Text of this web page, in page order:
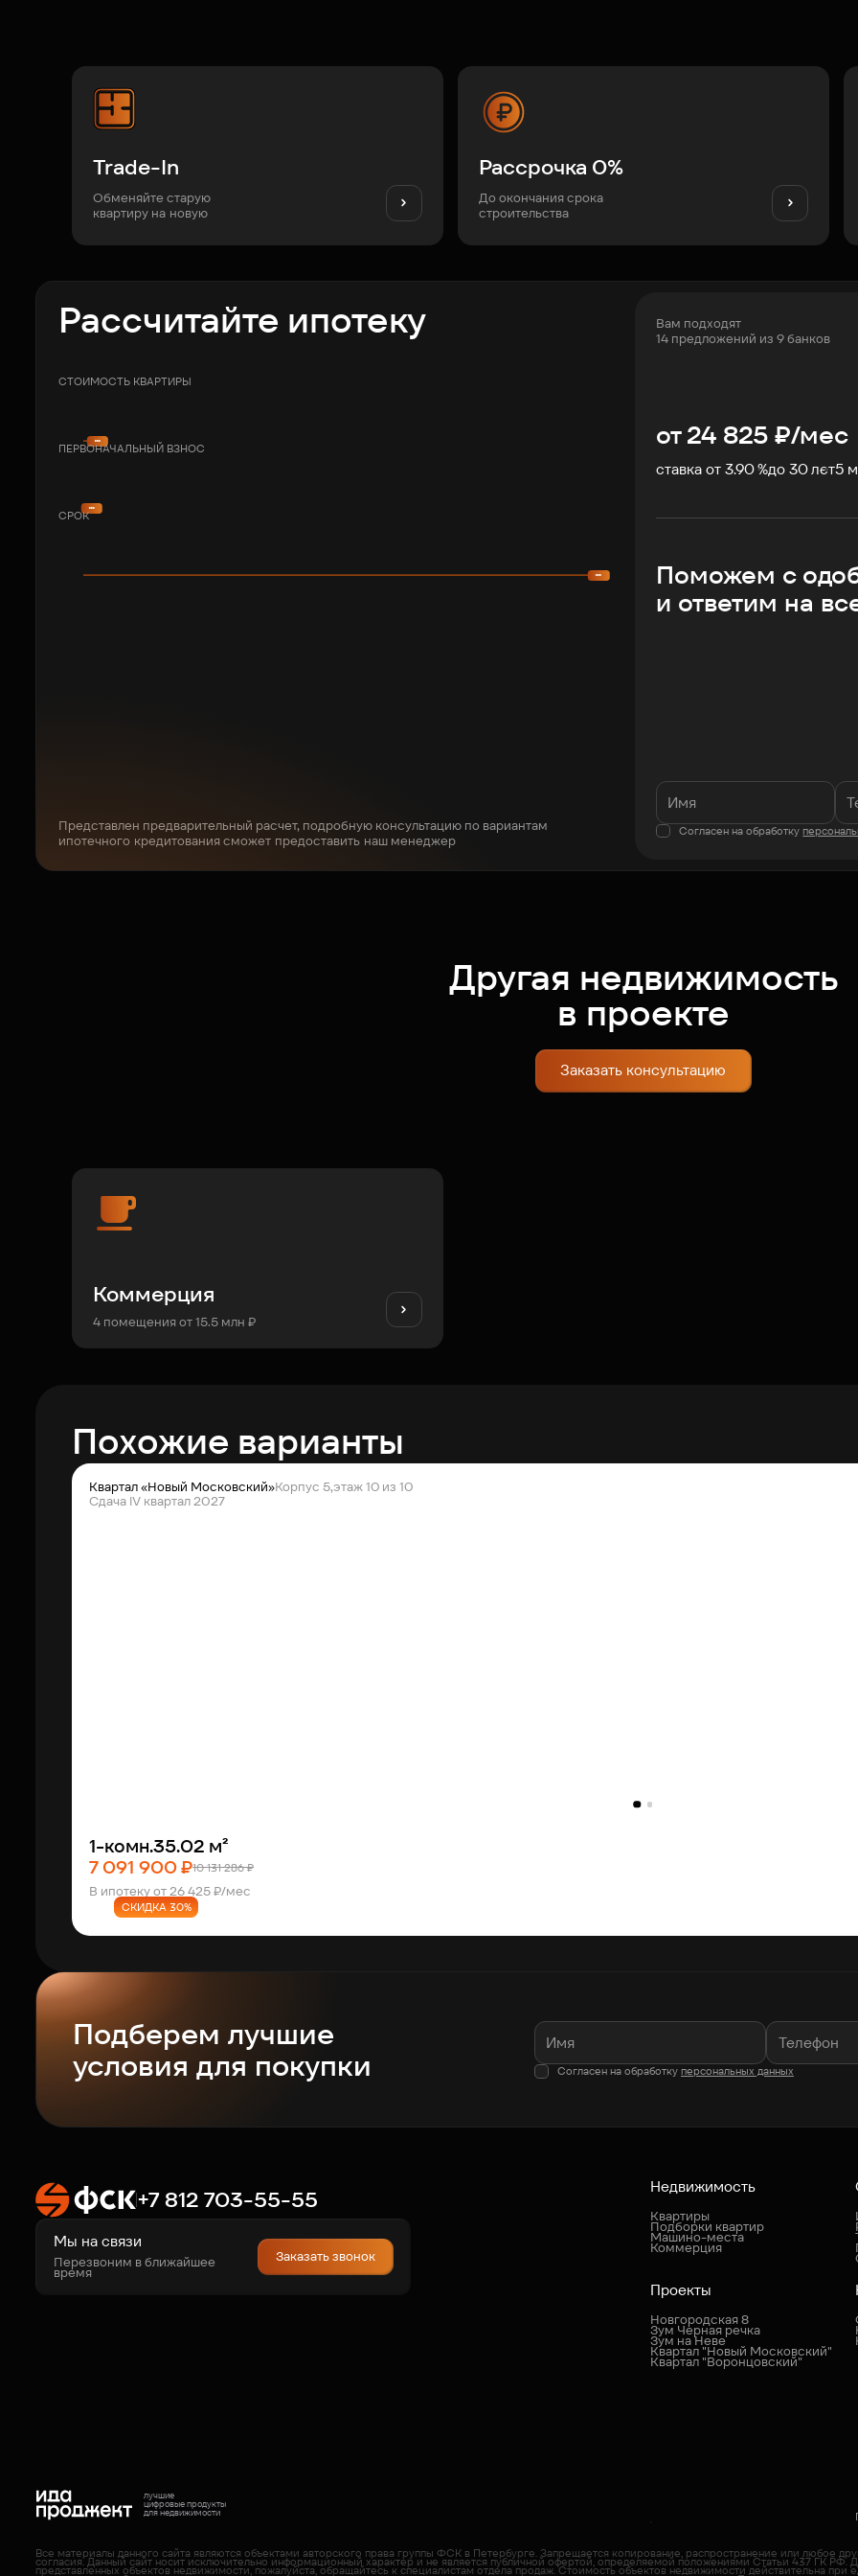
Trade-In
Обменяйте старую
квартиру на новую
Рассрочка 0%
До окончания срока
строительства
Рассчитайте ипотеку
СТОИМОСТЬ КВАРТИРЫ
ПЕРВОНАЧАЛЬНЫЙ ВЗНОС
СРОК
Представлен предварительный расчет, подробную консультацию по вариантам
ипотечного кредитования сможет предоставить наш менеджер
Вам подходят
14 предложений из 9 банков
от24 825₽/мес
ставка от 3.90 %до30 лет5
Поможем с
и ответим на
Согласен на обработку
Другая недвижимость
в проекте
Заказать консультацию
Коммерция
4 помещения от 15.5 млн ₽
Похожие варианты
Квартал «Новый Московский»Корпус 5,этаж 10 из 10
Сдача IV квартал 2027
1-комн.35.02 м²
7 091 900 ₽10 131 286 ₽
В ипотеку от 26 425 ₽/мес
СКИДКА 30%
Подберем лучшие
условия для покупки
Согласен на обработкуперсональных данных
+7 812 703-55-55
Мы на связи
Перезвоним в ближайшее
время
Заказать звонок
Недвижимость
Квартиры
Подборки квартир
Машино-места
Коммерция
Проекты
Новгородская 8
Зум Черная речка
Зум на Неве
Квартал "Новый Московский"
Квартал "Воронцовский"
лучшие
цифровые продукты
для недвижимости
Все материалы данного сайта являются объектами авторского права группы ФСК в Петербурге. Запрещается копирование, распространение или любое
согласия. Данный сайт носит исключительно информационный характер и не является публичной офертой, определяемой положениями Статьи 437 ГК РФ.
представленных объектов недвижимости, пожалуйста, обращайтесь к специалистам отдела продаж. Cтоимость объектов недвижимости действительна